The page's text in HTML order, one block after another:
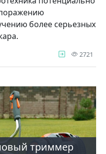
более серьезных
2721
триммер